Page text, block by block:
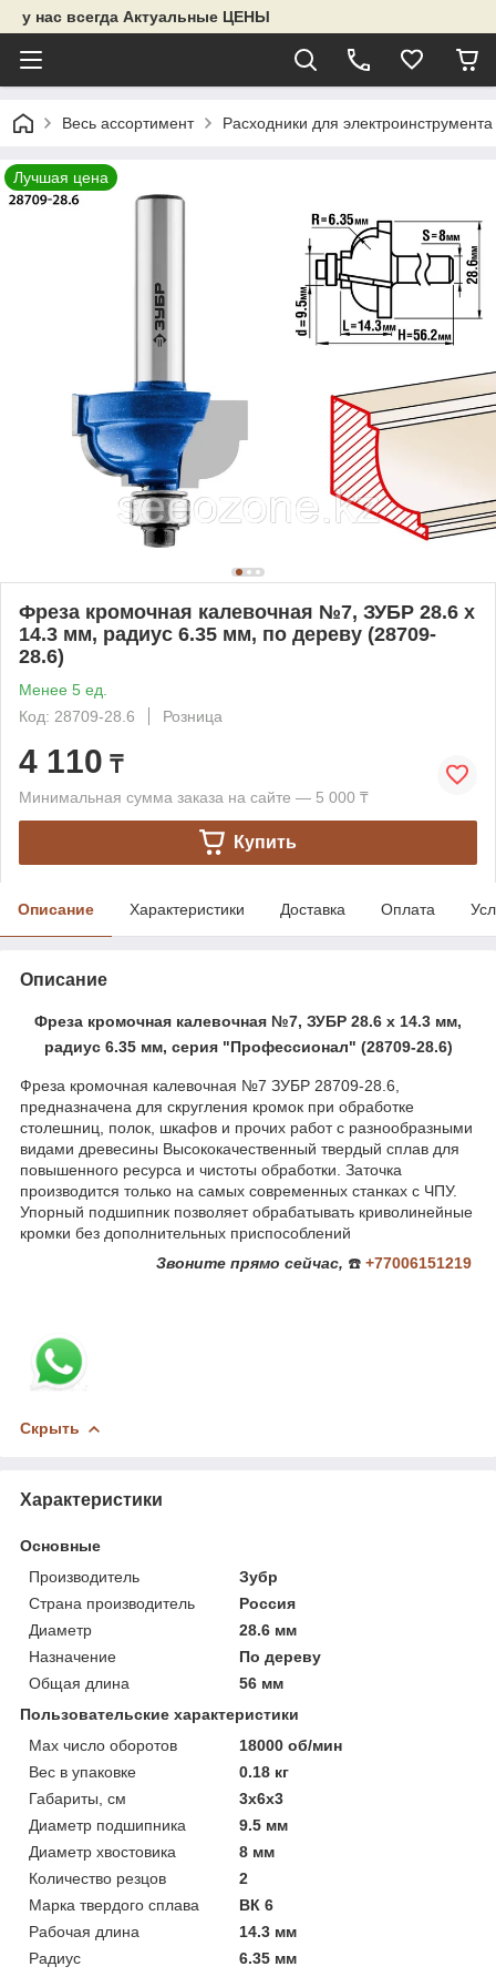
у нас всегда Актуальные ЦЕНЫ
Весь ассортимент Расходники для электроинструмента
Лучшая цена
Фреза кромочная калевочная №7, ЗУБР 28.6 x
14.3 мм, радиус 6.35 мм, по дереву (28709-
28.6)
Менее 5 ед.
Код: 28709-28.6
Розница
4 110 ₸
Минимальная сумма заказа на сайте — 5 000 ₸
Купить
Описание Характеристики Доставка Оплата
Описание
Фреза кромочная калевочная №7, ЗУБР 28.6 x 14.3 мм,
радиус 6.35 мм, серия "Профессионал" (28709-28.6)
Фреза кромочная калевочная №7 ЗУБР 28709-28.6,
предназначена для скругления кромок при обработке
столешниц, полок, шкафов и прочих работ с разнообразными
видами древесины Высококачественный твердый сплав для
повышенного ресурса и чистоты обработки. Заточка
производится только на самых современных станках с ЧПУ.
Упорный подшипник позволяет обрабатывать криволинейные
кромки без дополнительных приспособлений
Звоните прямо сейчас, ☎️ +77006151219
Скрыть
Характеристики
Основные
Производитель
Зубр
Страна производитель
Россия
Диаметр
28.6 мм
Назначение
По дереву
Общая длина
56 мм
Пользовательские характеристики
Max число оборотов
18000 об/мин
Вес в упаковке
0.18 кг
Габариты, см
3х6х3
Диаметр подшипника
9.5 мм
Диаметр хвостовика
8 мм
Количество резцов
2
Марка твердого сплава
ВК 6
Рабочая длина
14.3 мм
Радиус
6.35 мм